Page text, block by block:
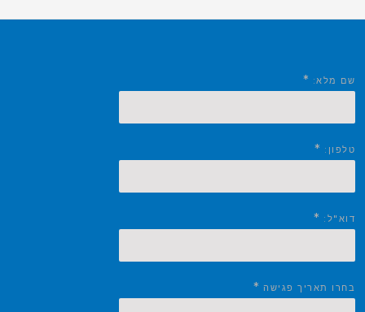
שם מלא: *
טלפון: *
דוא"ל: *
בחרו תאריך פגישה *